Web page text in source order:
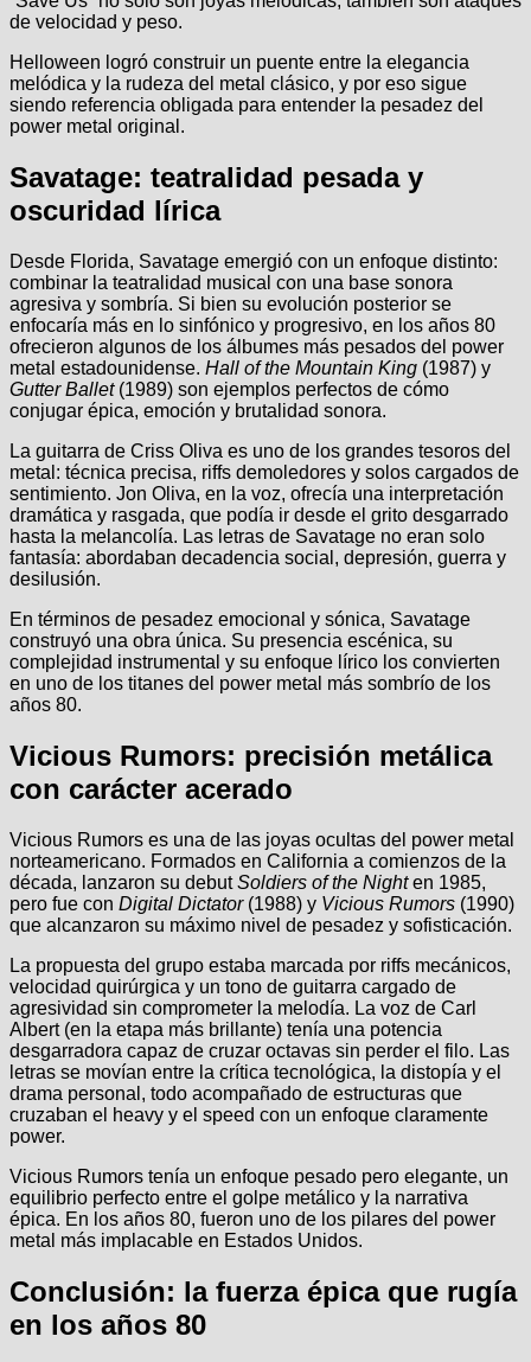
de velocidad y peso.
Helloween logró construir un puente entre la elegancia
melódica y la rudeza del metal clásico, y por eso sigue
siendo referencia obligada para entender la pesadez del
power metal original.
Savatage: teatralidad pesada y
oscuridad lírica
Desde Florida, Savatage emergió con un enfoque distinto:
combinar la teatralidad musical con una base sonora
agresiva y sombría. Si bien su evolución posterior se
enfocaría más en lo sinfónico y progresivo, en los años 80
ofrecieron algunos de los álbumes más pesados del power
metal estadounidense. Hall of the Mountain King (1987) y
Gutter Ballet(1989) son ejemplos perfectos de cómo
conjugar épica, emoción y brutalidad sonora.
La guitarra de Criss Oliva es uno de los grandes tesoros del
metal: técnica precisa, riffs demoledores y solos cargados de
sentimiento. Jon Oliva, en la voz, ofrecía una interpretación
dramática y rasgada, que podía ir desde el grito desgarrado
hasta la melancolía. Las letras de Savatage no eran solo
fantasía: abordaban decadencia social, depresión, guerra y
desilusión.
En términos de pesadez emocional y sónica, Savatage
construyó una obra única. Su presencia escénica, su
complejidad instrumental y su enfoque lírico los convierten
en uno de los titanes del power metal más sombrío de los
años 80.
Vicious Rumors: precisión metálica
con carácter acerado
Vicious Rumors es una de las joyas ocultas del power metal
norteamericano. Formados en California a comienzos de la
década, lanzaron su debutSoldiers of the Nighten 1985,
pero fue con Digital Dictator(1988) y Vicious Rumors (1990)
que alcanzaron su máximo nivel de pesadez y sofisticación.
La propuesta del grupo estaba marcada por riffs mecánicos,
velocidad quirúrgica y un tono de guitarra cargado de
agresividad sin comprometer la melodía. La voz de Carl
Albert (en la etapa más brillante) tenía una potencia
desgarradora capaz de cruzar octavas sin perder el filo. Las
letras se movían entre la crítica tecnológica, la distopía y el
drama personal, todo acompañado de estructuras que
cruzaban el heavy y el speed con un enfoque claramente
power.
Vicious Rumors tenía un enfoque pesado pero elegante, un
equilibrio perfecto entre el golpe metálico y la narrativa
épica. En los años 80, fueron uno de los pilares del power
metal más implacable en Estados Unidos.
Conclusión: la fuerza épica que rugía
en los años 80